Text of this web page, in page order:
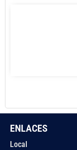
ENLACES
Local